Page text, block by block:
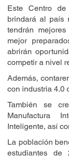
Este Centro de
brindará al país
tendrán
mejor
abrirán
competir a nivel
Además,
con industria 4.0
También se
Manufactura
Inteligente, así
La población
estudiantes de